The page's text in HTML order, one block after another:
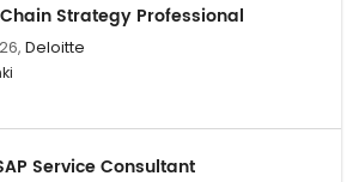
Strategy Professional
Deloitte
Service Consultant